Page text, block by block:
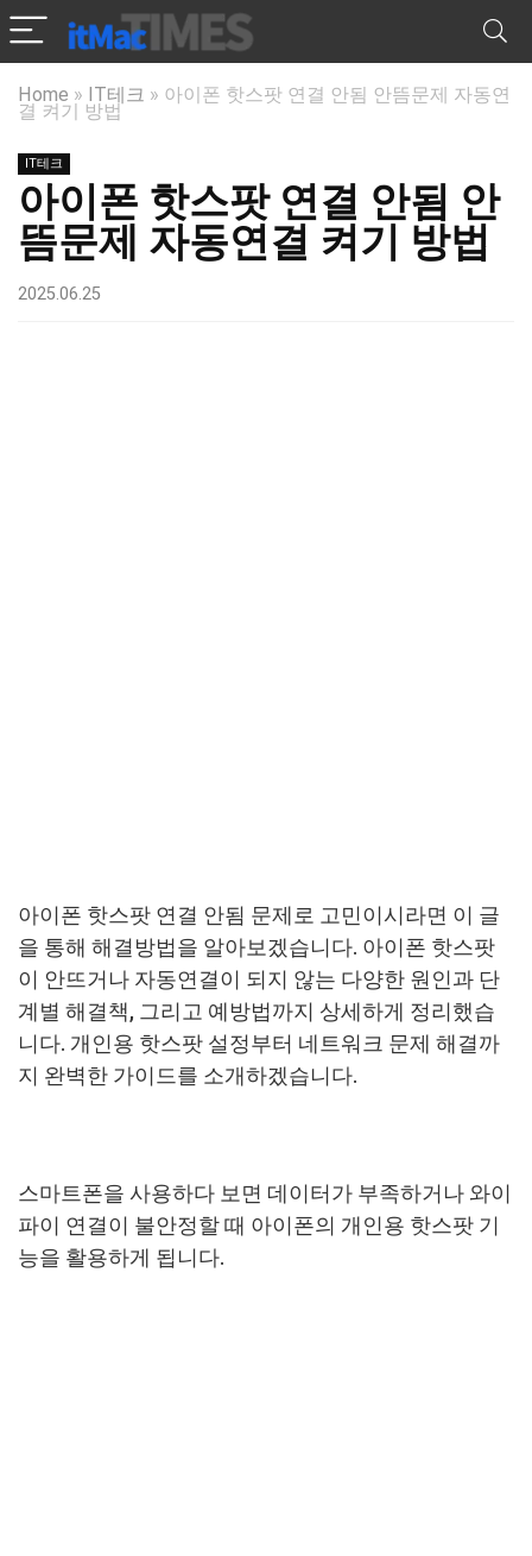
Home » IT테크 » 아이폰 핫스팟 연결 안됨 안뜸문제 자동연
결 켜기 방법
IT테크
아이폰 핫스팟 연결 안됨 안
뜸문제 자동연결 켜기 방법
2025.06.25
아이폰 핫스팟 연결 안됨 문제로 고민이시라면 이 글
을 통해 해결방법을 알아보겠습니다. 아이폰 핫스팟
이 안뜨거나 자동연결이 되지 않는 다양한 원인과 단
계별 해결책, 그리고 예방법까지 상세하게 정리했습
니다. 개인용 핫스팟 설정부터 네트워크 문제 해결까
지 완벽한 가이드를 소개하겠습니다.
스마트폰을 사용하다 보면 데이터가 부족하거나 와이
파이 연결이 불안정할 때 아이폰의 개인용 핫스팟 기
능을 활용하게 됩니다.